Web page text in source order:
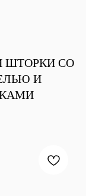
ШТОРКИ СО
И